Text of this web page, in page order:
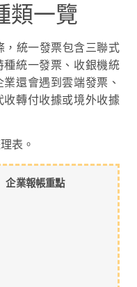
類一覽
，統一發票包含三聯式
統一發票、收銀機統
還會遇到雲端發票、
轉付收據或境外收據
表。
企業報帳重點